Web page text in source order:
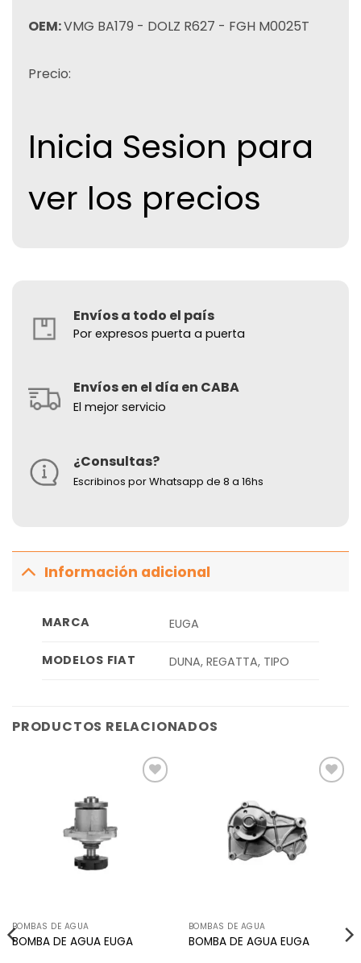
OEM:VMG BA179 - DOLZ R627 - FGH M0025T
Precio:
Inicia Sesion para
ver los precios
Envíos a todo el país
Por expresos puerta a puerta
Envíos en el día en CABA
El mejor servicio
¿Consultas?
Escribinos por Whatsapp de 8 a 16hs
Información adicional
MARCA EUGA
MODELOS FIAT DUNA, REGATTA, TIPO
PRODUCTOS RELACIONADOS
BOMBAS DE AGUA
BOMBA DE AGUA EUGA
BOMBAS DE AGUA
BOMBA DE AGUA EUGA